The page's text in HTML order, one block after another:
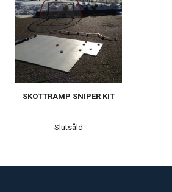
SKOTTRAMP SNIPER KIT
Slutsåld